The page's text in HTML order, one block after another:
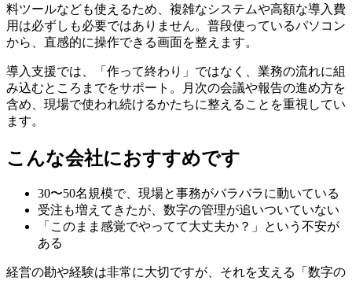
料ツールなども使えるため、複雑なシステムや高額な導入費
用は必ずしも必要ではありません。普段使っているパソコン
から、直感的に操作できる画面を整えます。
導入支援では、「作って終わり」ではなく、業務の流れに組
み込むところまでをサポート。月次の会議や報告の進め方を
含め、現場で使われ続けるかたちに整えることを重視してい
ます。
こんな会社におすすめです
30〜50名規模で、現場と事務がバラバラに動いている
受注も増えてきたが、数字の管理が追いついていない
「このまま感覚でやってて大丈夫か？」という不安が
ある
経営の勘や経験は非常に大切ですが、それを支える「数字の